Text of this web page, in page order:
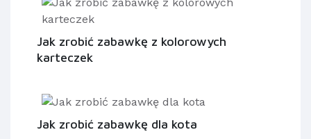
Jak zrobić zabawkę z kolorowych
karteczek
Jak zrobić zabawkę dla kota